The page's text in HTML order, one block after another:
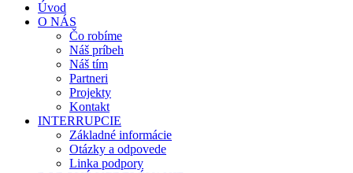
Úvod
O NÁS
Čo robíme
Náš príbeh
Náš tím
Partneri
Projekty
Kontakt
INTERRUPCIE
Základné informácie
Otázky a odpovede
Linka podpory